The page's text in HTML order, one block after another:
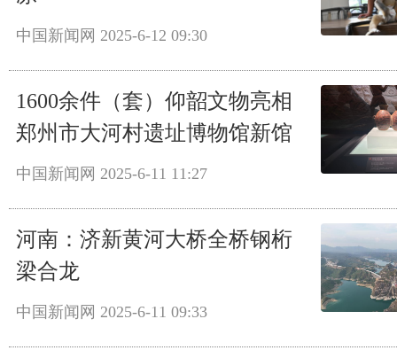
中国新闻网 2025-6-12 09:30
1600余件（套）仰韶文物亮相
郑州市大河村遗址博物馆新馆
中国新闻网 2025-6-11 11:27
河南：济新黄河大桥全桥钢桁
梁合龙
中国新闻网 2025-6-11 09:33